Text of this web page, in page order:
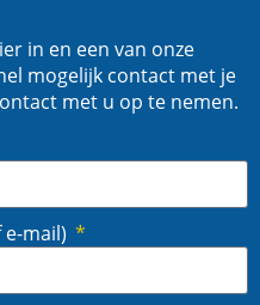
in en een van onze
mogelijk contact met je
met u op te nemen.
mail)